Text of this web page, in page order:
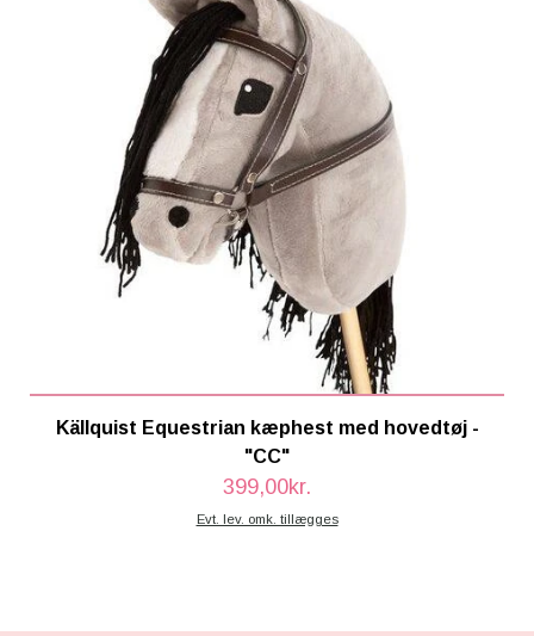
Källquist Equestrian kæphest med hovedtøj -
"CC"
399,00kr.
Evt. lev. omk. tillægges